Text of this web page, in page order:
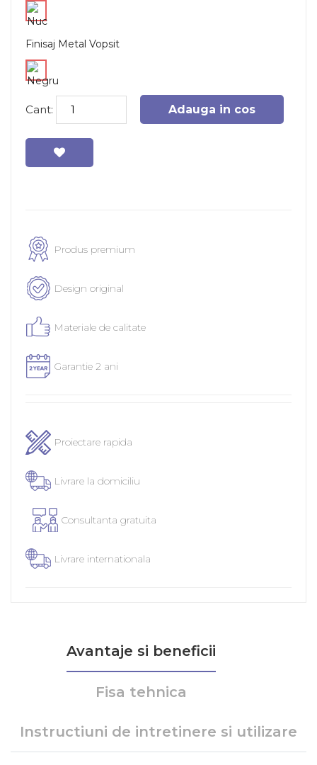
Finisaj Metal Vopsit
Cant: Adauga in cos
Produs premium
Design original
Materiale de calitate
Garantie 2 ani
Proiectare rapida
Livrare la domiciliu
Consultanta gratuita
Livrare internationala
Avantaje si beneficii
Fisa tehnica
Instructiuni de intretinere si utilizare